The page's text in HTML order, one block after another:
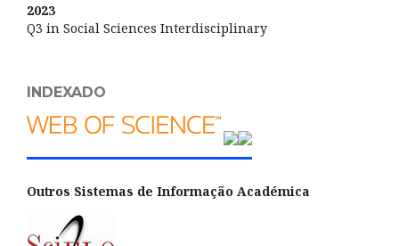
2023
Q3 in Social Sciences Interdisciplinary
INDEXADO
Outros Sistemas de Informação Académica